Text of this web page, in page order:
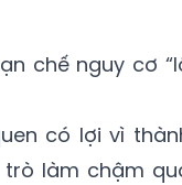
chế nguy cơ
có lợi vì
làm chậm